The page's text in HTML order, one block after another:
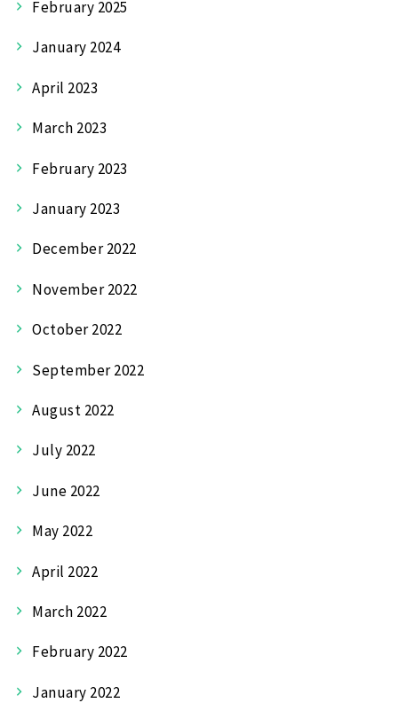
February 2025
January 2024
April 2023
March 2023
February 2023
January 2023
December 2022
November 2022
October 2022
September 2022
August 2022
July 2022
June 2022
May 2022
April 2022
March 2022
February 2022
January 2022